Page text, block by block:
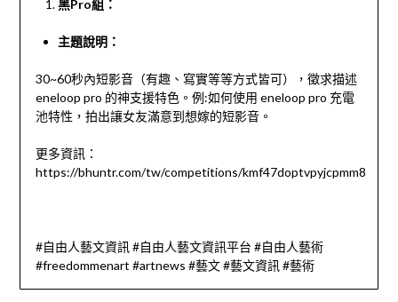
黑Pro組：
主題說明：
30~60秒內短影音（有趣、寫實等等方式皆可），徵求描述
eneloop pro 的神支援特色。例:如何使用 eneloop pro 充電
池特性，拍出讓女友滿意到想嫁的短影音。
更多資訊：
https://bhuntr.com/tw/competitions/kmf47doptvpyjcpmm8
#自由人藝文資訊 #自由人藝文資訊平台 #自由人藝術
#freedommenart #artnews #藝文 #藝文資訊 #藝術